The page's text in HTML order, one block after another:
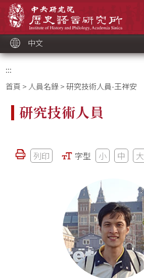
中文
:::
首頁 > 人員名錄> 研究技術人員-王祥安
研究技術人員
列印 字型 小 中 大